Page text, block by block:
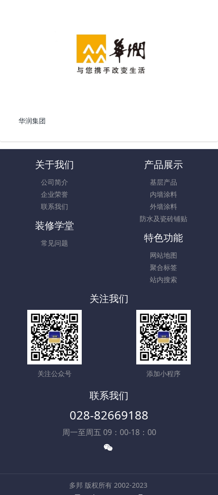
华润集团
关于我们
公司简介
企业荣誉
联系我们
产品展示
基层产品
内墙涂料
外墙涂料
防水及瓷砖铺贴
装修学堂
常见问题 特色功能
网站地图
聚合标签
站内搜索
关注我们
关注公众号 添加小程序
联系我们
028-82669188
周一至周五 09：00-18：00
多邦 版权所有 2002-2023